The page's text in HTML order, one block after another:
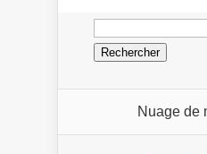
Rechercher :
Nuage de